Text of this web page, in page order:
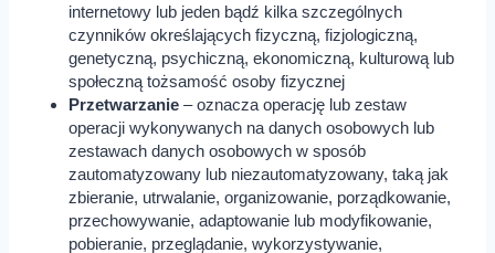
internetowy lub jeden bądź kilka szczególnych
czynników określających fizyczną, fizjologiczną,
genetyczną, psychiczną, ekonomiczną, kulturową lub
społeczną tożsamość osoby fizycznej
Przetwarzanie – oznacza operację lub zestaw
operacji wykonywanych na danych osobowych lub
zestawach danych osobowych w sposób
zautomatyzowany lub niezautomatyzowany, taką jak
zbieranie, utrwalanie, organizowanie, porządkowanie,
przechowywanie, adaptowanie lub modyfikowanie,
pobieranie, przeglądanie, wykorzystywanie,